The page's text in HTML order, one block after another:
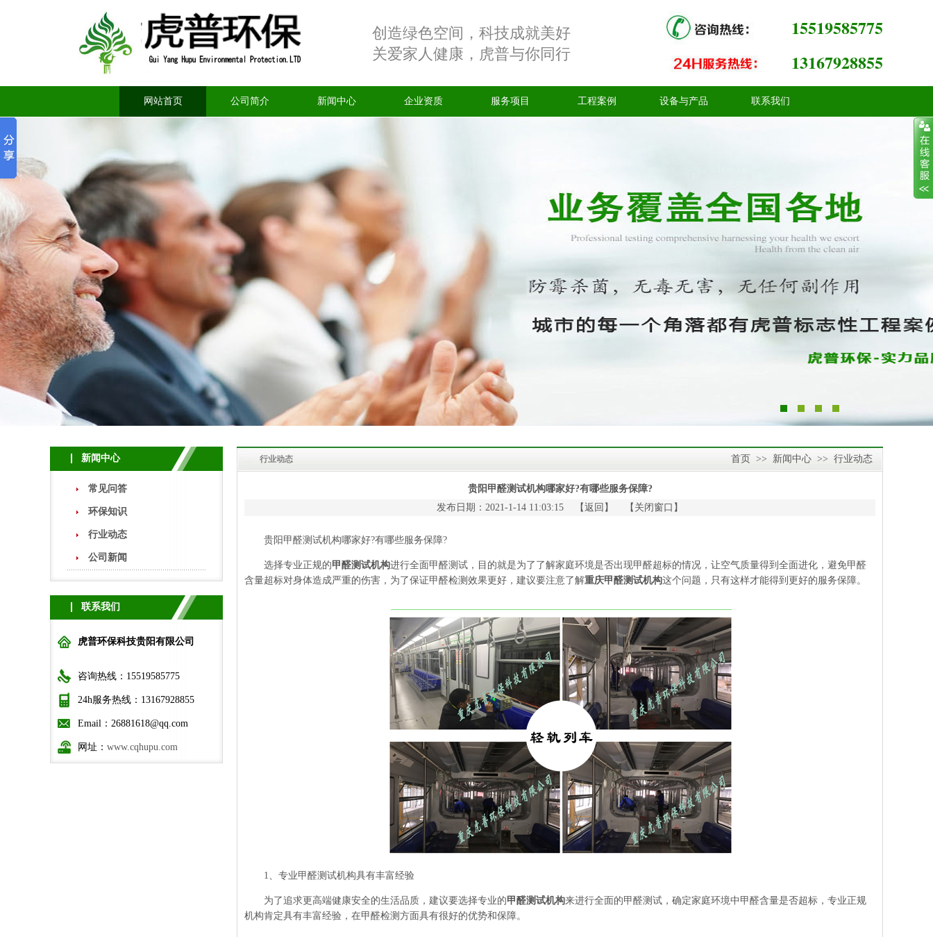
创造绿色空间，科技成就美好
关爱家人健康，虎普与你同行
15519585775
13167928855
网站首页 公司简介 新闻中心 企业资质 服务项目 工程案例 设备与产品 联系我们
新闻中心
常见问答
环保知识
行业动态
公司新闻
联系我们
虎普环保科技贵阳有限公司
咨询热线：15519585775
24h服务热线：13167928855
Email：26881618@qq.com
网址： www.cqhupu.com
行业动态 首页 >> 新闻中心 >> 行业动态
贵阳甲醛测试机构哪家好?有哪些服务保障?
发布日期：2021-1-14 11:03:15 【返回 】 【 关闭窗口 】
贵阳甲醛测试机构哪家好?有哪些服务保障?
选择专业正规的甲醛测试机构进行全面甲醛测试 ，目的就是为了了解家庭环境是否出现甲醛超标的情况，让空气质量得到全面进化，避免甲醛
含量超标对身体造成严重的伤害，为了保证甲醛检测效果更好，建议要注意了解重庆甲醛测试机构这个问题，只有这样才能得到更好的服务保障。
1、专业甲醛测试机构具有丰富经验
为了追求更高端健康安全的生活品质，建议要选择专业的甲醛测试机构来进行全面的甲醛测试，确定家庭环境中甲醛含量是否超标，专业正规
机构肯定具有丰富经验，在甲醛检测方面具有很好的优势和保障。